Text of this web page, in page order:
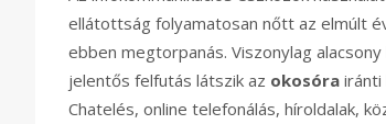
ellátottság folyamatosan nőtt az elmúlt
ebben megtorpanás. Viszonylag
jelentős felfutás látszik az okosóra iránti
Chatelés, online telefonálás, híroldalak,